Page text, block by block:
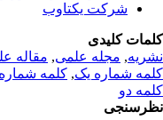
شرکت یکتاوب
کلیدی
,مجله علمی, مقاله
شماره یک,کلمه شماره
دو